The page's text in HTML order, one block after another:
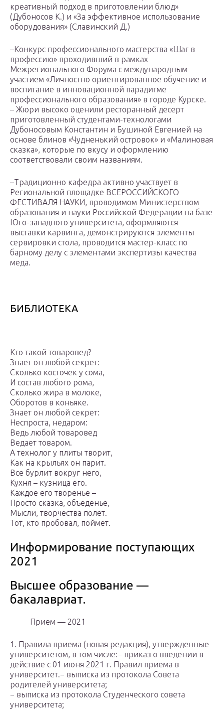
креативный подход в приготовлении блюд»
(Дубоносов К.) и «За эффективное использование
оборудования» (Славинский Д.)
–Конкурс профессионального мастерства «Шаг в
профессию» проходивший в рамках
Межрегионального Форума с международным
участием «Личностно ориентированное обучение и
воспитание в инновационной парадигме
профессионального образования» в городе Курске.
– Жюри высоко оценили ресторанный десерт
приготовленный студентами-технологами
Дубоносовым Константин и Бушиной Евгенией на
основе блинов «Чудненький островок» и «Малиновая
сказка», которые по вкусу и оформлению
соответствовали своим названиям.
–Традиционно кафедра активно участвует в
Региональной площадке ВСЕРОССИЙСКОГО
ФЕСТИВАЛЯ НАУКИ, проводимом Министерством
образования и науки Российской Федерации на базе
Юго-западного университета, оформляются
выставки карвинга, демонстрируются элементы
сервировки стола, проводится мастер-класс по
барному делу с элементами экспертизы качества
меда.
БИБЛИОТЕКА
Кто такой товаровед?
Знает он любой секрет:
Сколько косточек у сома,
И состав любого рома,
Сколько жира в молоке,
Оборотов в коньяке.
Знает он любой секрет:
Неспроста, недаром:
Ведь любой товаровед
Ведает товаром.
А технолог у плиты творит,
Как на крыльях он парит.
Все бурлит вокруг него,
Кухня – кузница его.
Каждое его творенье –
Просто сказка, объеденье,
Мысли, творчества полет.
Тот, кто пробовал, поймет.
Информирование поступающих
2021
Высшее образование —
бакалавриат.
Прием — 2021
1. Правила приема (новая редакция), утвержденные
университетом, в том числе:− приказ о введении в
действие с 01 июня 2021 г. Правил приема в
университет.− выписка из протокола Совета
родителей университета;
− выписка из протокола Студенческого совета
университета;